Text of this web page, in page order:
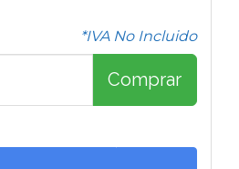
*IVA No Incluido
Comprar